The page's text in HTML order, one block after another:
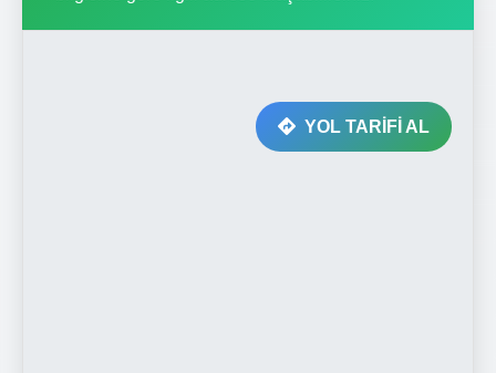
YOL TARİFİ AL